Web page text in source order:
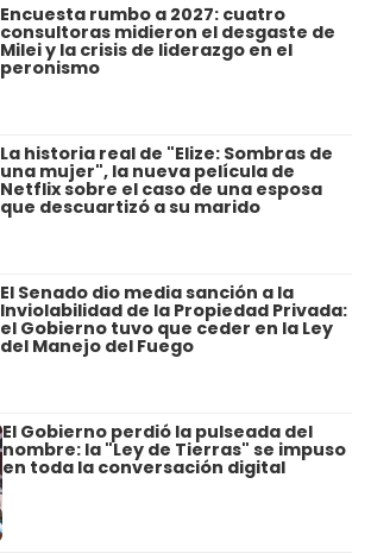
Encuesta rumbo a 2027: cuatro
consultoras midieron el desgaste de
Milei y la crisis de liderazgo en el
peronismo
La historia real de "Elize: Sombras de
una mujer", la nueva película de
Netflix sobre el caso de una esposa
que descuartizó a su marido
El Senado dio media sanción a la
Inviolabilidad de la Propiedad Privada:
el Gobierno tuvo que ceder en la Ley
del Manejo del Fuego
El Gobierno perdió la pulseada del
nombre: la "Ley de Tierras" se impuso
en toda la conversación digital